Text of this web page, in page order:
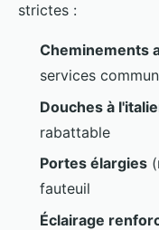
strictes :
Cheminements
services
Douches à
rabattable
Portes élargies
fauteuil
Éclairage